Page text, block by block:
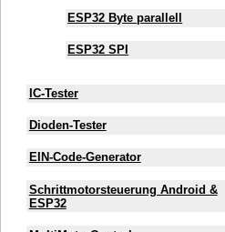
ESP32 Byte parallell
ESP32 SPI
IC-Tester
Dioden-Tester
EIN-Code-Generator
Schrittmotorsteuerung Android &
ESP32